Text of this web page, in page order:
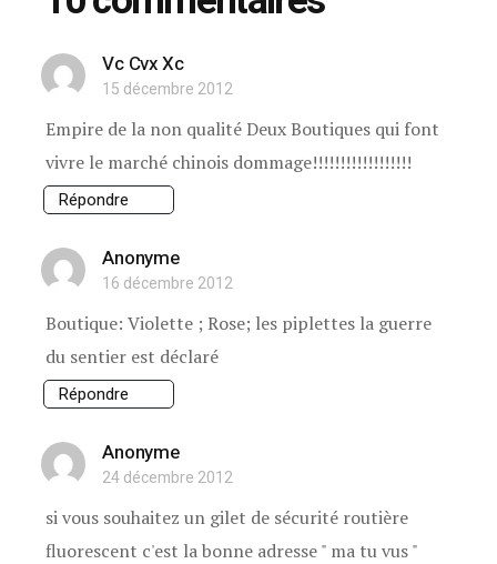
Vc Cvx Xc
15 décembre 2012
Empire de la non qualité Deux Boutiques qui font
vivre le marché chinois dommage!!!!!!!!!!!!!!!!!!
Répondre
Anonyme
16 décembre 2012
Boutique: Violette ; Rose; les piplettes la guerre
du sentier est déclaré
Répondre
Anonyme
24 décembre 2012
si vous souhaitez un gilet de sécurité routière
fluorescent c'est la bonne adresse " ma tu vus "